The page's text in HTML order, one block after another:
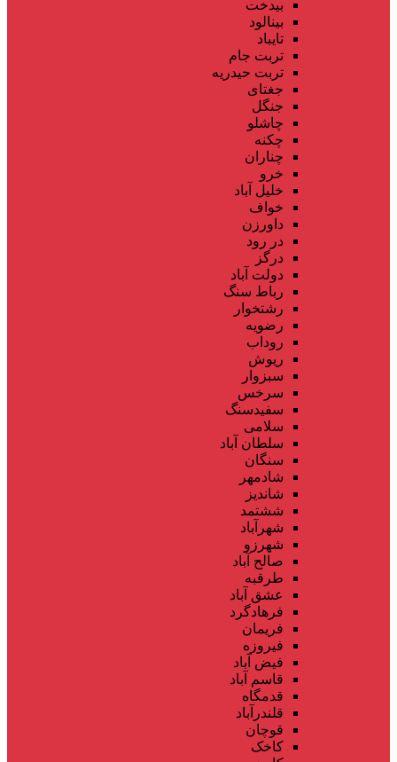
بیدخت
بینالود
تایباد
تربت جام
تربت حیدریه
جغتای
جنگل
چاشلو
چکنه
چناران
خرو
خلیل آباد
خواف
داورزن
در رود
درگز
دولت آباد
رباط سنگ
رشتخوار
رضویه
روداب
ریوش
سبزوار
سرخس
سفیدسنگ
سلامی
سلطان آباد
سنگان
شادمهر
شاندیز
ششتمد
شهرآباد
شهرزو
صالح آباد
طرقبه
عشق آباد
فرهادگرد
فریمان
فیروزه
فیض آباد
قاسم آباد
قدمگاه
قلندرآباد
قوچان
کاخک